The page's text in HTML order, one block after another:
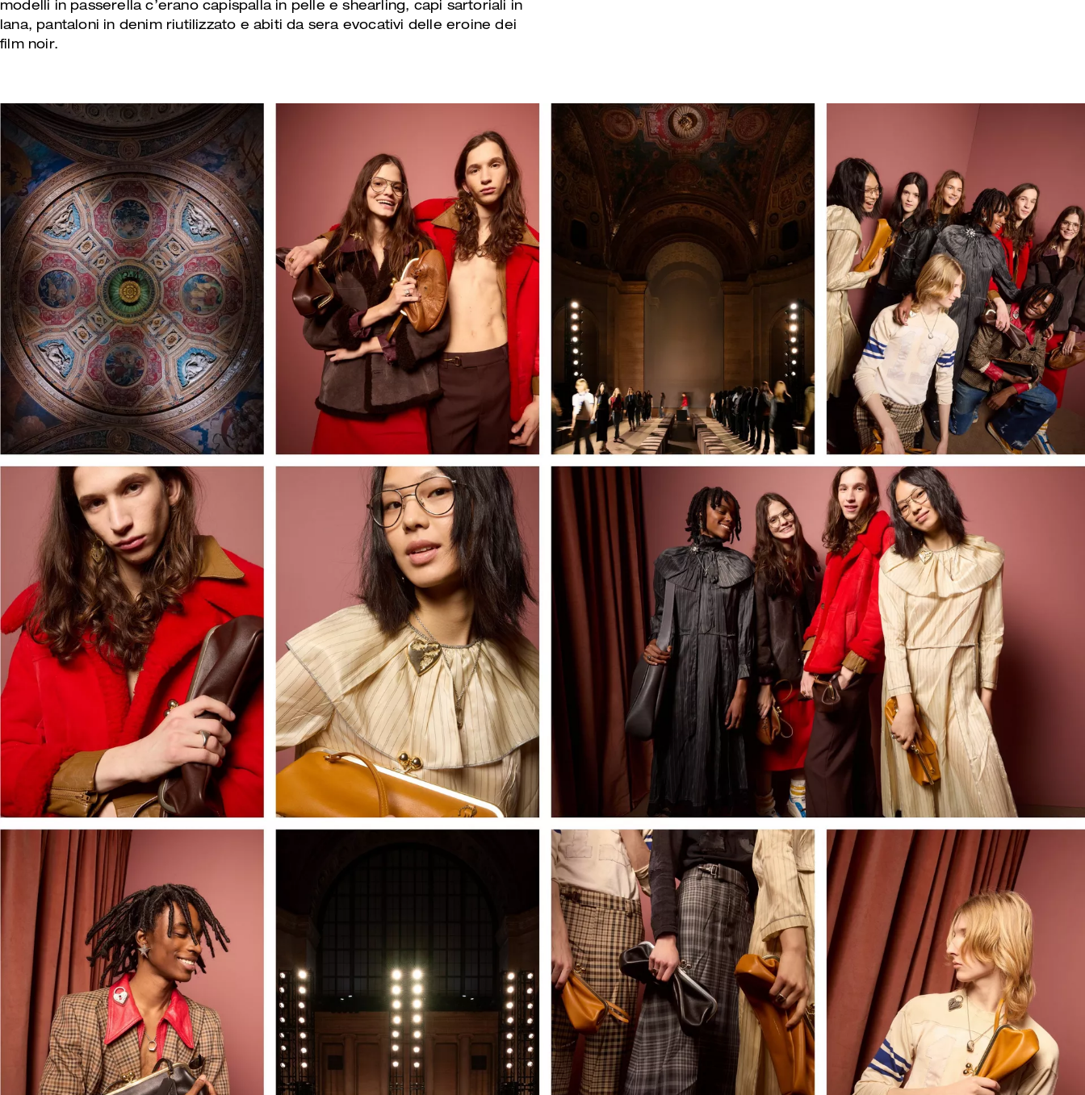
modelli in passerella c’erano capispalla in pelle e shearling, capi sartoriali in
lana, pantaloni in denim riutilizzato e abiti da sera evocativi delle eroine dei
film noir.